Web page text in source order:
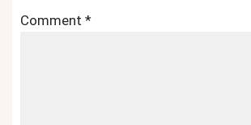
Comment *